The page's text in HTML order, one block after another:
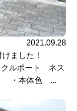
2021.09.28
ました！
ポート ネス
本体色 ...